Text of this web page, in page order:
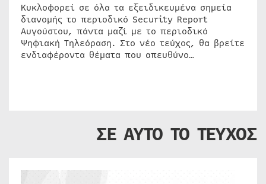
Κυκλοφορεί σε όλα τα εξειδικευμένα σημεία
διανομής το περιοδικό Security Report
Αυγούστου, πάντα μαζί με το περιοδικό
Ψηφιακή Τηλεόραση. Στο νέο τεύχος, θα βρείτε
ενδιαφέροντα θέματα που απευθύνο…
ΣΕ ΑΥΤΟ ΤΟ ΤΕΥΧΟΣ